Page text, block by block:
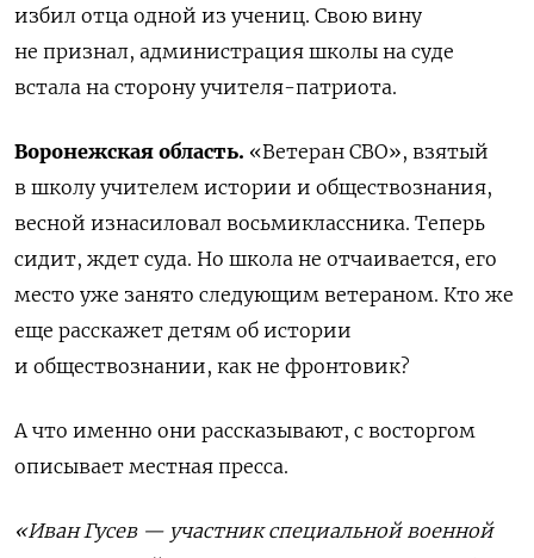
избил отца одной из учениц. Свою вину
не признал, администрация школы на суде
встала на сторону учителя-патриота.
Воронежская область. «Ветеран СВО», взятый
в школу учителем истории и обществознания,
весной изнасиловал восьмиклассника. Теперь
сидит, ждет суда. Но школа не отчаивается, его
место уже занято следующим ветераном. Кто же
еще расскажет детям об истории
и обществознании, как не фронтовик?
А что именно они рассказывают, с восторгом
описывает местная пресса.
«Иван Гусев — участник специальной военной